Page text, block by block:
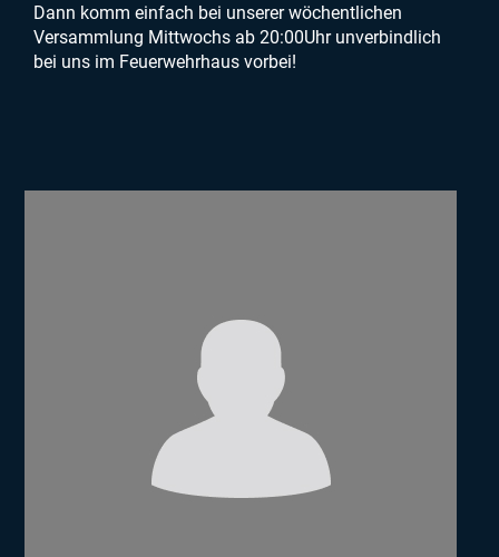
Dann komm einfach bei unserer wöchentlichen
Versammlung Mittwochs ab 20:00Uhr unverbindlich
bei uns im Feuerwehrhaus vorbei!